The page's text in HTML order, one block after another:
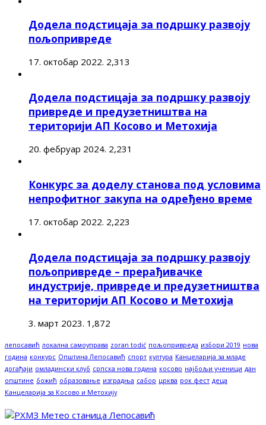
Додела подстицаја за подршку развоју
пољопривреде
17. октобар 2022. 2,313
Додела подстицаја за подршку развоју
привреде и предузетништва на
територији АП Косово и Метохија
20. фебруар 2024. 2,231
Конкурс за доделу станова под условима
непрофитног закупа на одређено време
17. октобар 2022. 2,223
Додела подстицаја за подршку развоју
пољопривреде – прерађивачке
индустрије, привреде и предузетништва
на територији АП Косово и Метохија
3. март 2023. 1,872
лепосавић локална самоуправа zoran todić пољопривреда избори 2019 нова
година конкурс Општина Лепосавић спорт култура Канцеларија за младе
догађаји омладински клуб српска нова година косово најбољи ученици дан
општине божић образовање изградња сабор црква рок фест деца
Канцеларија за Косово и Метохију